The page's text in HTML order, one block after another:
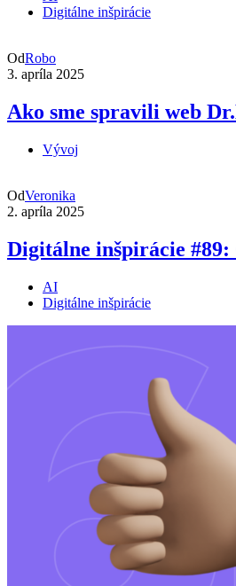
Digitálne inšpirácie
OdRobo
3. apríla 2025
Ako sme spravili web
Vývoj
OdVeronika
2. apríla 2025
Digitálne inšpirácie
AI
Digitálne inšpirácie